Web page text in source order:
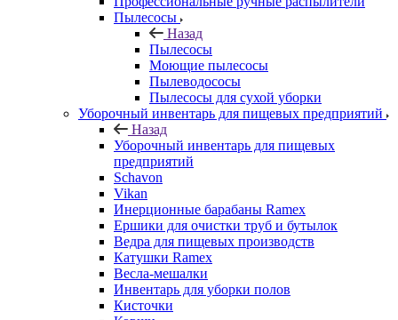
Пылесосы
Назад
Пылесосы
Моющие пылесосы
Пылеводососы
Пылесосы для сухой уборки
Уборочный инвентарь для пищевых предприятий
Назад
Уборочный инвентарь для пищевых
предприятий
Schavon
Vikan
Инерционные барабаны Ramex
Ершики для очистки труб и бутылок
Ведра для пищевых производств
Катушки Ramex
Весла-мешалки
Инвентарь для уборки полов
Кисточки